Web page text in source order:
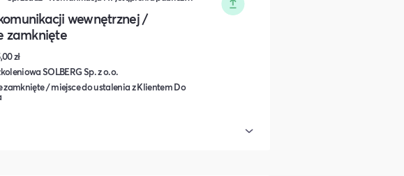
wewnętrznej /
zamknięte
zł
SOLBERG Sp. z o.o.
zamknięte / miejsce do ustalenia z Klientem Do